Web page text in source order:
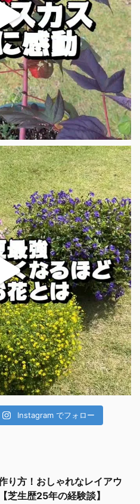
Instagram でフォロー
り方！おしゃれなレイアウ
芝生歴25年の経験談】